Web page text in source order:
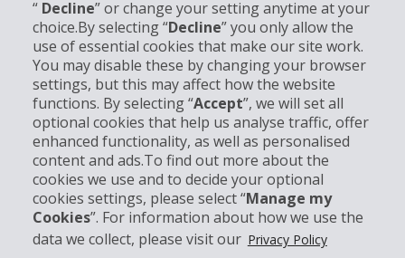
“ Decline” or change your setting anytime at your
choice.By selecting “Decline” you only allow the
use of essential cookies that make our site work.
You may disable these by changing your browser
settings, but this may affect how the website
functions. By selecting “Accept”, we will set all
optional cookies that help us analyse traffic, offer
enhanced functionality, as well as personalised
content and ads.To find out more about the
cookies we use and to decide your optional
cookies settings, please select “Manage my
Cookies”. For information about how we use the
data we collect, please visit our Privacy Policy
Informations sur l'entreprise
Entreprise
Support client
Réserver avec Hertz